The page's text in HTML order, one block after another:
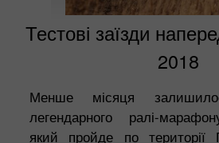
Тестові заїзди
2018
Менше місяця
легендарного ралі-
який пройде по території